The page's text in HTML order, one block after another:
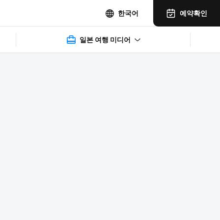
일본 여행 미디어
한국어 예약확인